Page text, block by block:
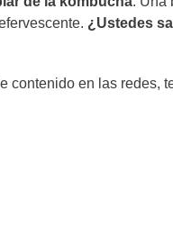
¿Ustedes
contenido en las redes,